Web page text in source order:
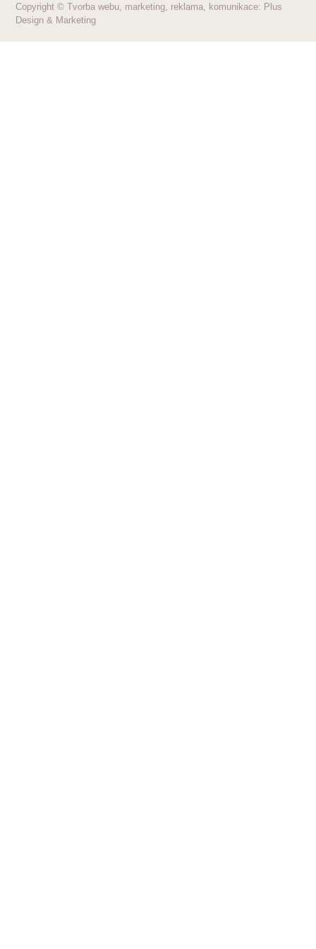
Copyright © Tvorba webu, marketing, reklama, komunikace: Plus
Design & Marketing